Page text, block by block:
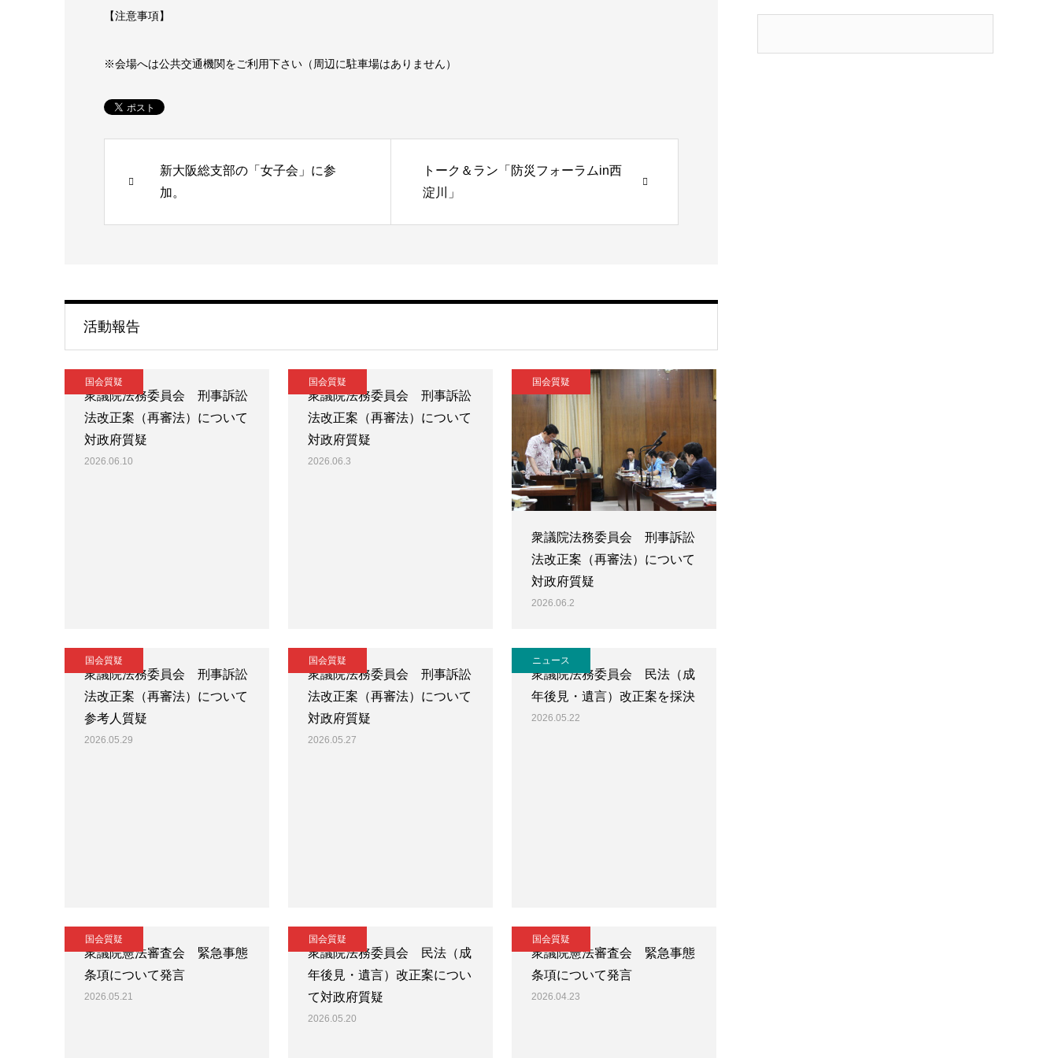
【注意事項】
※会場へは公共交通機関をご利用下さい（周辺に駐車場はありません）
新大阪総支部の「女子会」に参
加。
トーク＆ラン「防災フォーラムin西
淀川」
活動報告
国会質疑
衆議院法務委員会 刑事訴訟
法改正案（再審法）について
対政府質疑
2026.06.10
国会質疑
衆議院法務委員会 刑事訴訟
法改正案（再審法）について
対政府質疑
2026.06.3
国会質疑
衆議院法務委員会 刑事訴訟
法改正案（再審法）について
対政府質疑
2026.06.2
国会質疑
衆議院法務委員会 刑事訴訟
法改正案（再審法）について
参考人質疑
2026.05.29
国会質疑
衆議院法務委員会 刑事訴訟
法改正案（再審法）について
対政府質疑
2026.05.27
ニュース
衆議院法務委員会 民法（成
年後見・遺言）改正案を採決
2026.05.22
国会質疑
衆議院憲法審査会 緊急事態
条項について発言
2026.05.21
国会質疑
衆議院法務委員会 民法（成
年後見・遺言）改正案につい
て対政府質疑
2026.05.20
国会質疑
衆議院憲法審査会 緊急事態
条項について発言
2026.04.23